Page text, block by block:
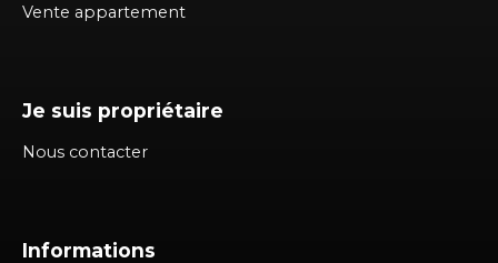
Vente appartement
Je suis propriétaire
Nous contacter
Informations